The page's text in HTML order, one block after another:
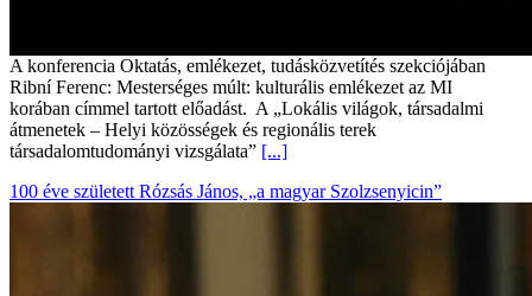
A konferencia Oktatás, emlékezet, tudásközvetítés szekciójában
Ribní Ferenc: Mesterséges múlt: kulturális emlékezet az MI
korában címmel tartott előadást. A „Lokális világok, társadalmi
átmenetek – Helyi közösségek és regionális terek
társadalomtudományi vizsgálata” [...]
100 éve született Rózsás János, „a magyar Szolzsenyicin”